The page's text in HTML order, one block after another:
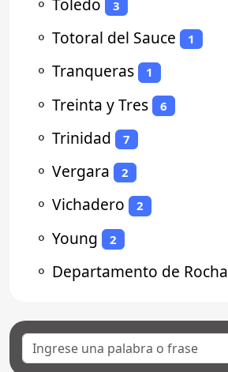
3
⚬ Totoral del Sauce 1
⚬ Tranqueras 1
⚬ Treinta y Tres 6
⚬ Trinidad 7
⚬ Vergara 2
⚬ Vichadero 2
⚬ Young 2
⚬ Departamento de Rocha